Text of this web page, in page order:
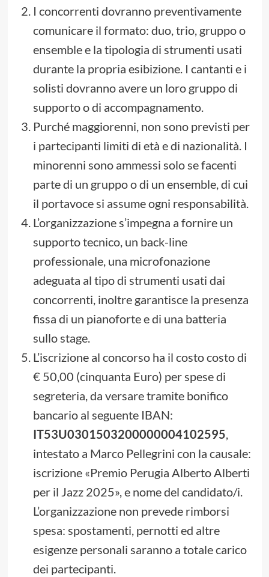
I concorrenti dovranno preventivamente
comunicare il formato: duo, trio, gruppo o
ensemble e la tipologia di strumenti usati
durante la propria esibizione. I cantanti e i
solisti dovranno avere un loro gruppo di
supporto o di accompagnamento.
Purché maggiorenni, non sono previsti per
i partecipanti limiti di età e di nazionalità. I
minorenni sono ammessi solo se facenti
parte di un gruppo o di un ensemble, di cui
il portavoce si assume ogni responsabilità.
L’organizzazione s’impegna a fornire un
supporto tecnico, un back-line
professionale, una microfonazione
adeguata al tipo di strumenti usati dai
concorrenti, inoltre garantisce la presenza
fissa di un pianoforte e di una batteria
sullo stage.
L’iscrizione al concorso ha il costo costo di
€ 50,00 (cinquanta Euro) per spese di
segreteria, da versare tramite bonifico
bancario al seguente IBAN:
IT53U0301503200000004102595,
intestato a Marco Pellegrini con la causale:
iscrizione «Premio Perugia Alberto Alberti
per il Jazz 2025», e nome del candidato/i.
L’organizzazione non prevede rimborsi
spesa: spostamenti, pernotti ed altre
esigenze personali saranno a totale carico
dei partecipanti.